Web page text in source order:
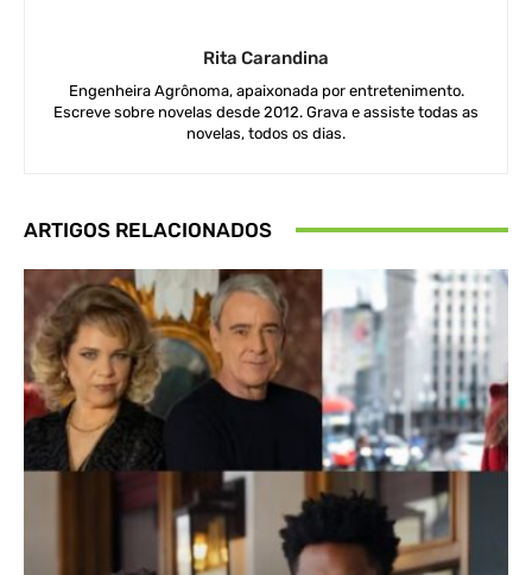
Rita Carandina
Engenheira Agrônoma, apaixonada por entretenimento.
Escreve sobre novelas desde 2012. Grava e assiste todas as
novelas, todos os dias.
ARTIGOS RELACIONADOS